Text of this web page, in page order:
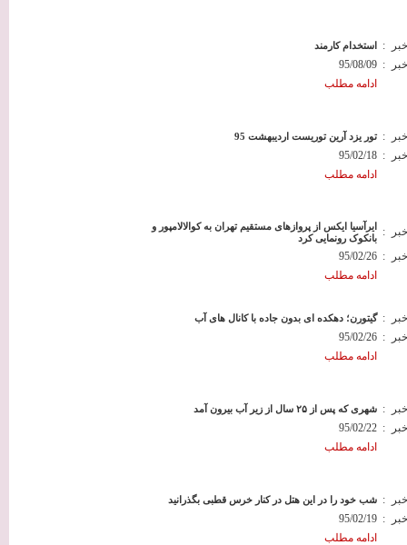
استخدام کارمند :
95/08/09 :
ادامه مطلب
تور یزد آرین توریست اردیبهشت 95 :
95/02/18 :
ادامه مطلب
ایرآسیا ایکس از پروازهای مستقیم تهران به کوالالامپور و
بانکوک رونمایی کرد
:
95/02/26 :
ادامه مطلب
گیتورن؛ دهکده ای بدون جاده با کانال های آب :
95/02/26 :
ادامه مطلب
شهری که پس از ۲۵ سال از زیر آب بیرون آمد :
95/02/22 :
ادامه مطلب
شب خود را در این هتل در کنار خرس قطبی بگذرانید :
95/02/19 :
ادامه مطلب